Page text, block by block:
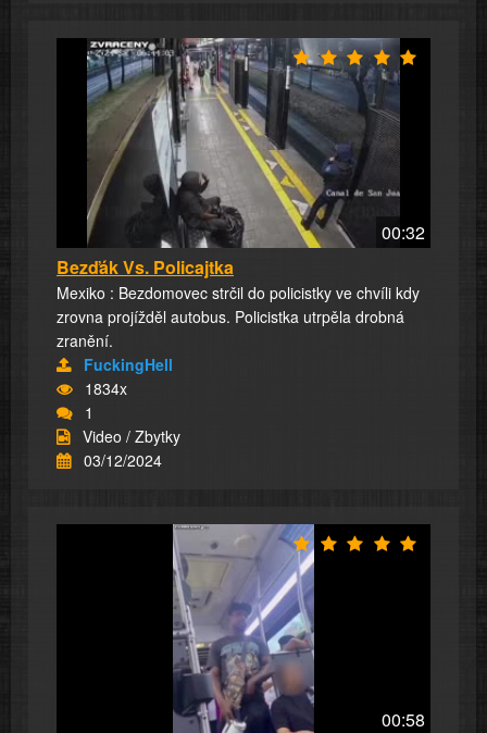
00:32
Bezďák Vs. Policajtka
Mexiko : Bezdomovec strčil do policistky ve chvíli kdy
zrovna projížděl autobus. Policistka utrpěla drobná
zranění.
FuckingHell
1834x
1
Video / Zbytky
03/12/2024
00:58